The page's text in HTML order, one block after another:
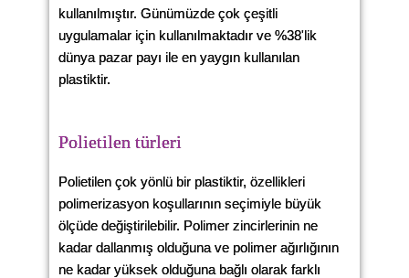
kullanılmıştır. Günümüzde çok çeşitli
uygulamalar için kullanılmaktadır ve %38'lik
dünya pazar payı ile en yaygın kullanılan
plastiktir.
Polietilen türleri
Polietilen çok yönlü bir plastiktir, özellikleri
polimerizasyon koşullarının seçimiyle büyük
ölçüde değiştirilebilir. Polimer zincirlerinin ne
kadar dallanmış olduğuna ve polimer ağırlığının
ne kadar yüksek olduğuna bağlı olarak farklı